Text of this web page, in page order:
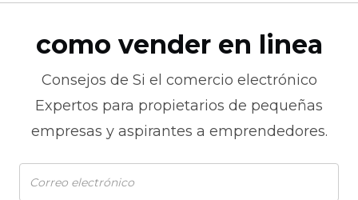
como vender en linea
Consejos de Si el comercio electrónico
Expertos para propietarios de pequeñas
empresas y aspirantes a emprendedores.